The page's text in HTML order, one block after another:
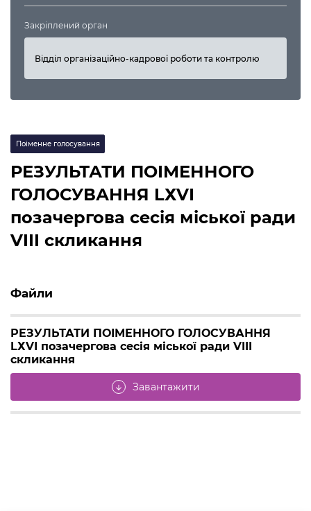
Закріплений орган
Відділ організаційно-кадрової роботи та контролю
Поіменне голосування
РЕЗУЛЬТАТИ ПОІМЕННОГО
ГОЛОСУВАННЯ LХVІ
позачергова сесія міської ради
VIII скликання
Файли
РЕЗУЛЬТАТИ ПОІМЕННОГО ГОЛОСУВАННЯ
LХVІ позачергова сесія міської ради VIII
скликання
arrow_downward Завантажити